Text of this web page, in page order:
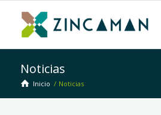
Noticias
Inicio / Noticias